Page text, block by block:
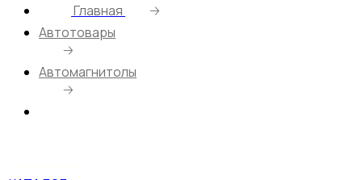
Главная
🡢
Автотовары
🡢
Автомагнитолы
🡢